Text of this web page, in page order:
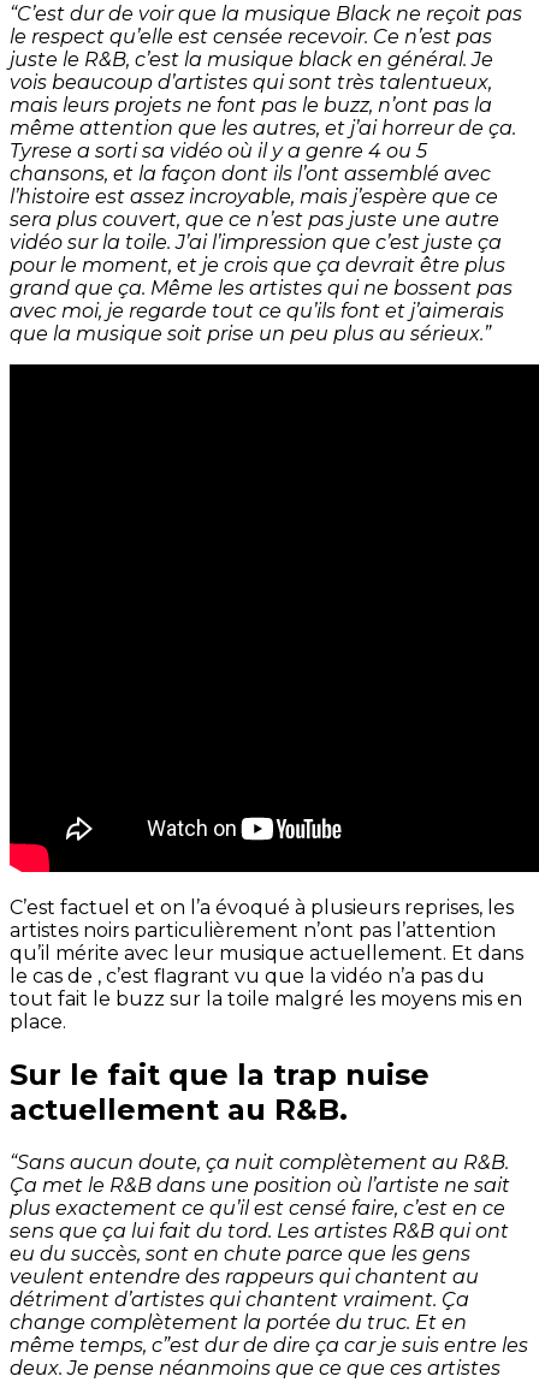
“C’est dur de voir que la musique Black ne reçoit pas
le respect qu’elle est censée recevoir. Ce n’est pas
juste le R&B, c’est la musique black en général. Je
vois beaucoup d’artistes qui sont très talentueux,
mais leurs projets ne font pas le buzz, n’ont pas la
même attention que les autres, et j’ai horreur de ça.
Tyrese a sorti sa vidéo où il y a genre 4 ou 5
chansons, et la façon dont ils l’ont assemblé avec
l’histoire est assez incroyable, mais j’espère que ce
sera plus couvert, que ce n’est pas juste une autre
vidéo sur la toile. J’ai l’impression que c’est juste ça
pour le moment, et je crois que ça devrait être plus
grand que ça. Même les artistes qui ne bossent pas
avec moi, je regarde tout ce qu’ils font et j’aimerais
que la musique soit prise un peu plus au sérieux.”
C’est factuel et on l’a évoqué à plusieurs reprises, les
artistes noirs particulièrement n’ont pas l’attention
qu’il mérite avec leur musique actuellement. Et dans
le cas de , c’est flagrant vu que la vidéo n’a pas du
tout fait le buzz sur la toile malgré les moyens mis en
place.
Sur le fait que la trap nuise
actuellement au R&B.
“Sans aucun doute, ça nuit complètement au R&B.
Ça met le R&B dans une position où l’artiste ne sait
plus exactement ce qu’il est censé faire, c’est en ce
sens que ça lui fait du tord. Les artistes R&B qui ont
eu du succès, sont en chute parce que les gens
veulent entendre des rappeurs qui chantent au
détriment d’artistes qui chantent vraiment. Ça
change complètement la portée du truc. Et en
même temps, c”est dur de dire ça car je suis entre les
deux. Je pense néanmoins que ce que ces artistes